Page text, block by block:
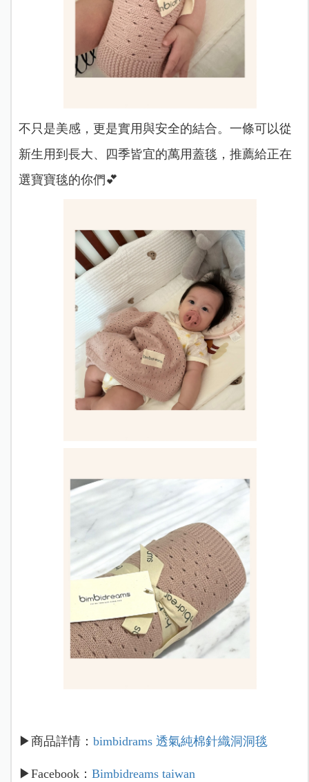
不只是美感，更是實用與安全的結合。一條可以從
新生用到長大、四季皆宜的萬用蓋毯，推薦給正在
選寶寶毯的你們💕
▶商品詳情： bimbidrams 透氣純棉針織洞洞毯
▶Facebook： Bimbidreams taiwan